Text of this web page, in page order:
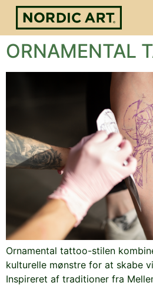
ORNAMENTAL
Ornamental tattoo-stilen
kulturelle mønstre for at skabe
Inspireret af traditioner fra